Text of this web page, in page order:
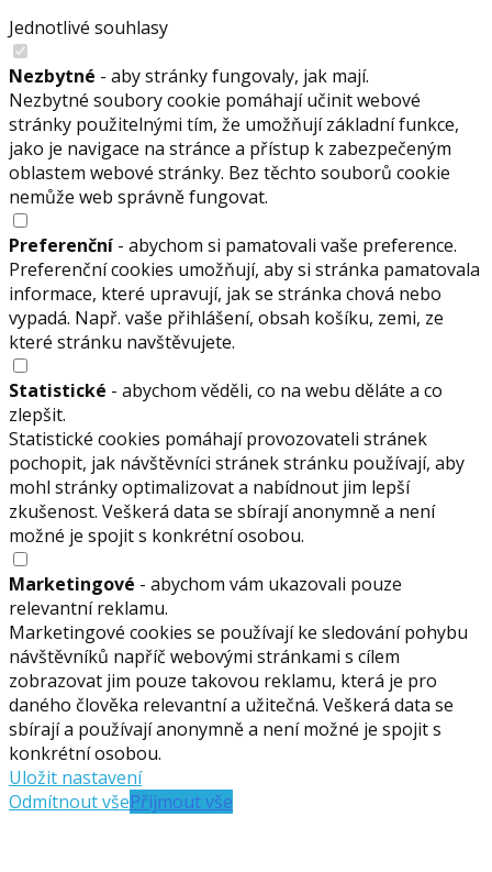
Jednotlivé souhlasy
Nezbytné - aby stránky fungovaly, jak mají.
Nezbytné soubory cookie pomáhají učinit webové
stránky použitelnými tím, že umožňují základní funkce,
jako je navigace na stránce a přístup k zabezpečeným
oblastem webové stránky. Bez těchto souborů cookie
nemůže web správně fungovat.
Preferenční - abychom si pamatovali vaše preference.
Preferenční cookies umožňují, aby si stránka pamatovala
informace, které upravují, jak se stránka chová nebo
vypadá. Např. vaše přihlášení, obsah košíku, zemi, ze
které stránku navštěvujete.
Statistické - abychom věděli, co na webu děláte a co
zlepšit.
Statistické cookies pomáhají provozovateli stránek
pochopit, jak návštěvníci stránek stránku používají, aby
mohl stránky optimalizovat a nabídnout jim lepší
zkušenost. Veškerá data se sbírají anonymně a není
možné je spojit s konkrétní osobou.
Marketingové - abychom vám ukazovali pouze
relevantní reklamu.
Marketingové cookies se používají ke sledování pohybu
návštěvníků napříč webovými stránkami s cílem
zobrazovat jim pouze takovou reklamu, která je pro
daného člověka relevantní a užitečná. Veškerá data se
sbírají a používají anonymně a není možné je spojit s
konkrétní osobou.
Uložit nastavení
Odmítnout všePřijmout vše